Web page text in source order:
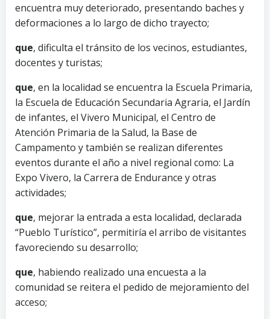
encuentra muy deteriorado, presentando baches y
deformaciones a lo largo de dicho trayecto;
que, dificulta el tránsito de los vecinos, estudiantes,
docentes y turistas;
que, en la localidad se encuentra la Escuela Primaria,
la Escuela de Educación Secundaria Agraria, el Jardín
de infantes, el Vivero Municipal, el Centro de
Atención Primaria de la Salud, la Base de
Campamento y también se realizan diferentes
eventos durante el año a nivel regional como: La
Expo Vivero, la Carrera de Endurance y otras
actividades;
que, mejorar la entrada a esta localidad, declarada
“Pueblo Turístico”, permitiría el arribo de visitantes
favoreciendo su desarrollo;
que, habiendo realizado una encuesta a la
comunidad se reitera el pedido de mejoramiento del
acceso;